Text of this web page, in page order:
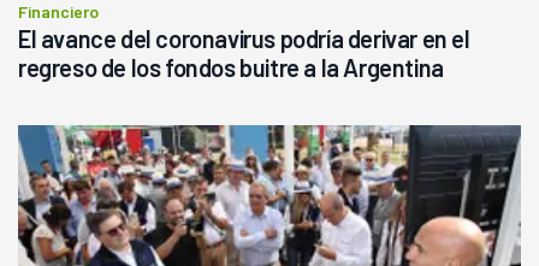
Financiero
El avance del coronavirus podría derivar en el
regreso de los fondos buitre a la Argentina